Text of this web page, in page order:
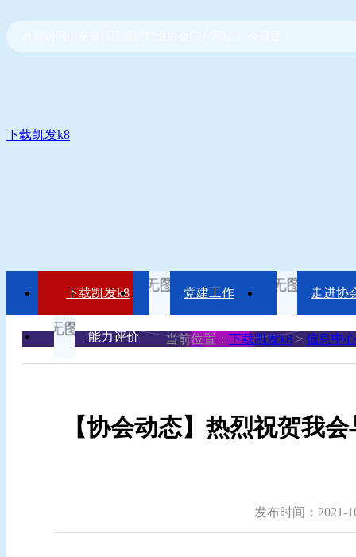
下载凯发k8
下载凯发k8 党建工作 走进协
能力评价 当前位置： 下载凯发k8 > 信息中心
【协会动态】热烈祝贺我
发布时间：2021-